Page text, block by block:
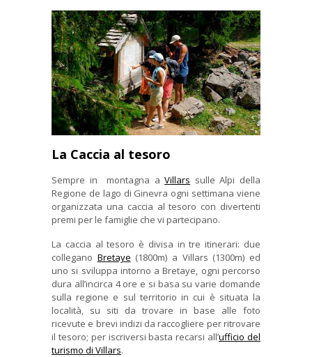
La Caccia al tesoro
Sempre in montagna aVillars sulle Alpi della
Regione de lago di Ginevra ogni settimana viene
organizzata una caccia al tesoro con divertenti
premi per le famiglie che vi partecipano.
La caccia al tesoro è divisa in tre itinerari: due
collegano Bretaye (1800m) a Villars (1300m) ed
uno si sviluppa intorno a Bretaye, ogni percorso
dura all’incirca 4 ore e si basa su varie domande
sulla regione e sul territorio in cui è situata la
località, su siti da trovare in base alle foto
ricevute e brevi indizi da raccogliere per ritrovare
il tesoro; per iscriversi basta recarsi all’ufficio del
turismo di Villars.